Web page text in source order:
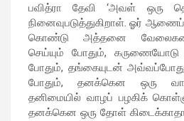
பவித்ரா தேவி ‘அவள் ஒரு
நினைவுபடுத்துகிறாள். ஓர்
கொண்டு அத்தனை
செய்யும் போதும், கருணையோடு
போதும், தங்கையுடன் அவ்வப்போது
போதும், தனக்கென ஒரு
தனிமையில் வாழப் பழகிக்
தனக்கென ஒரு தோள் கிடைக்காதா